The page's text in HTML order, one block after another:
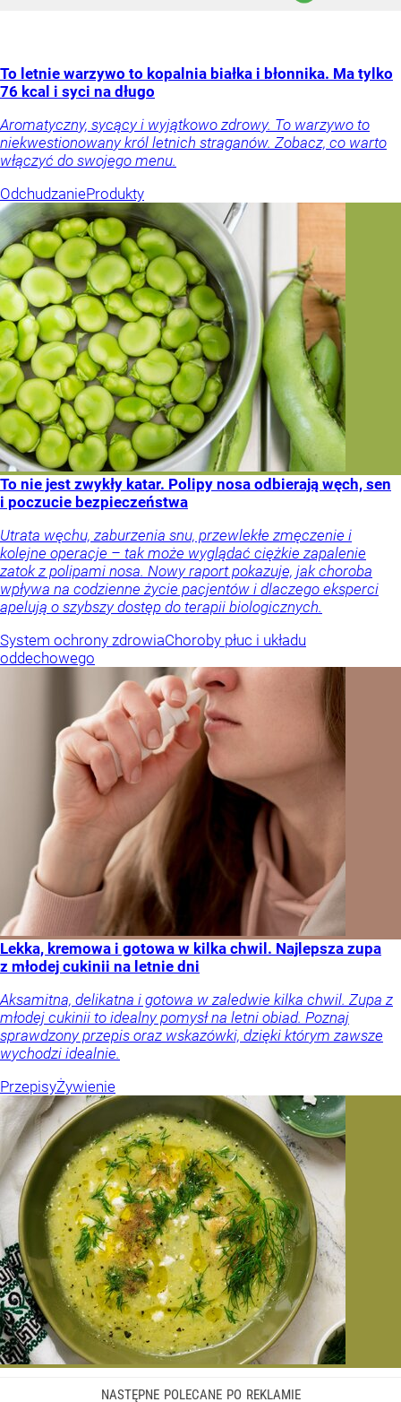
To letnie warzywo to kopalnia białka i błonnika. Ma tylko
76 kcal i syci na długo
Aromatyczny, sycący i wyjątkowo zdrowy. To warzywo to
niekwestionowany król letnich straganów. Zobacz, co warto
włączyć do swojego menu.
OdchudzanieProdukty
To nie jest zwykły katar. Polipy nosa odbierają węch, sen
i poczucie bezpieczeństwa
Utrata węchu, zaburzenia snu, przewlekłe zmęczenie i
kolejne operacje – tak może wyglądać ciężkie zapalenie
zatok z polipami nosa. Nowy raport pokazuje, jak choroba
wpływa na codzienne życie pacjentów i dlaczego eksperci
apelują o szybszy dostęp do terapii biologicznych.
System ochrony zdrowiaChoroby płuc i układu
oddechowego
Lekka, kremowa i gotowa w kilka chwil. Najlepsza zupa
z młodej cukinii na letnie dni
Aksamitna, delikatna i gotowa w zaledwie kilka chwil. Zupa z
młodej cukinii to idealny pomysł na letni obiad. Poznaj
sprawdzony przepis oraz wskazówki, dzięki którym zawsze
wychodzi idealnie.
PrzepisyŻywienie